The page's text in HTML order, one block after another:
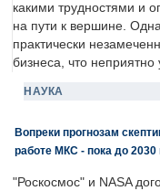
какими трудностями и
на пути к вершине.
практически
бизнеса, что неприятно
НАУКА
Вопреки прогнозам
работе МКС - пока до 2030
"Роскосмос" и NASA